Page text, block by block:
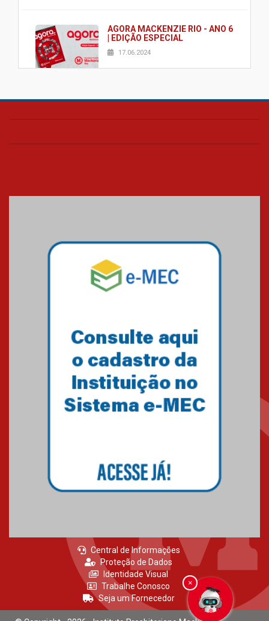
AGORA MACKENZIE RIO - ANO 6
| EDIÇÃO ESPECIAL
17.06.2024
AGORA MACKENZIE RIO - ANO 6
MÁXIMA no MEC
01.11.2023
A HISTÓRIA DA FACULDADE
PRESBITERIANA MACKENZIE
RIO ATÉ À SUA NOVA UNIDADE,
EM BOTAFOGO
Novo E-book do Mackenzie Rio
Central de Informações
Proteção de Dados
Identidade Visual
Trabalhe Conosco
Seja um Fornecedor
×